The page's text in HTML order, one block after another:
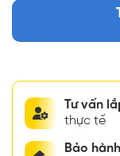
Tư vấn
thực tế
Bảo